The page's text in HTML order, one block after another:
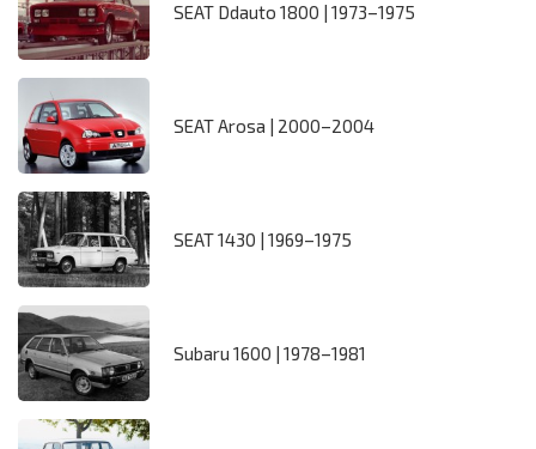
SEAT Ddauto 1800 | 1973–1975
SEAT Arosa | 2000–2004
SEAT 1430 | 1969–1975
Subaru 1600 | 1978–1981